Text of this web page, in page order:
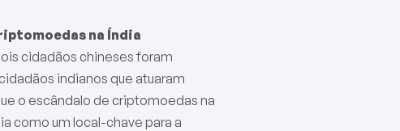
na Índia
cidadãos chineses foram
indianos que atuaram
o escândalo de criptomoedas na
como um local-chave para a